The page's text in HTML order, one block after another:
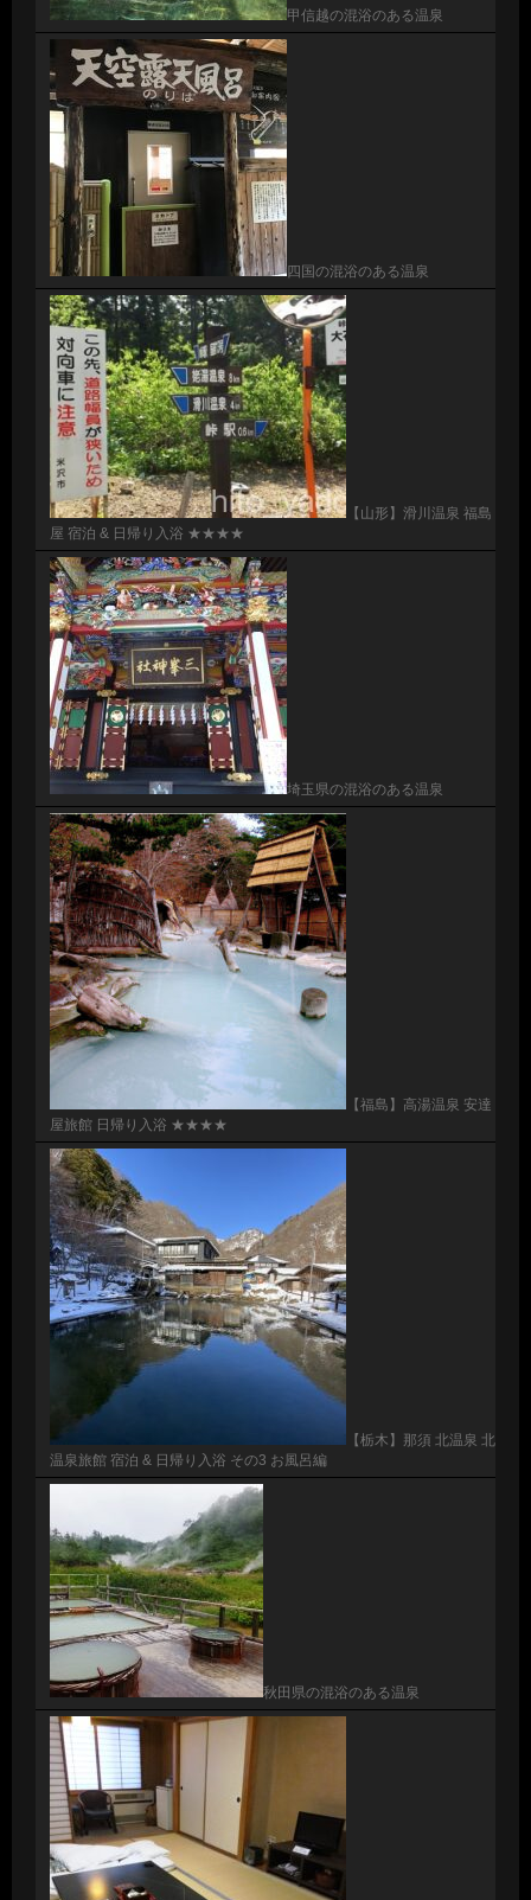
甲信越の混浴のある温泉
四国の混浴のある温泉
【山形】滑川温泉 福島
屋 宿泊 & 日帰り入浴 ★★★★
埼玉県の混浴のある温泉
【福島】高湯温泉 安達
屋旅館 日帰り入浴 ★★★★
【栃木】那須 北温泉 北
温泉旅館 宿泊 & 日帰り入浴 その3 お風呂編
秋田県の混浴のある温泉